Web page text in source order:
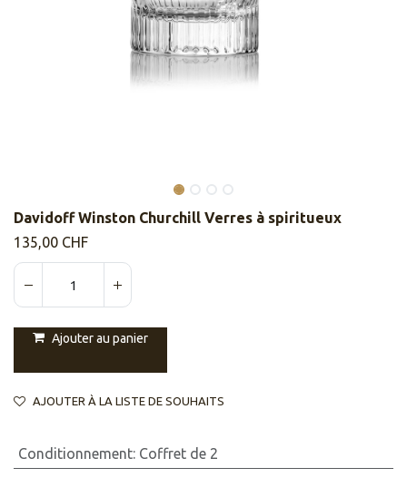
Davidoff Winston Churchill Verres à spiritueux
135,00 CHF
Ajouter au panier
AJOUTER À LA LISTE DE SOUHAITS
Conditionnement: Coffret de 2